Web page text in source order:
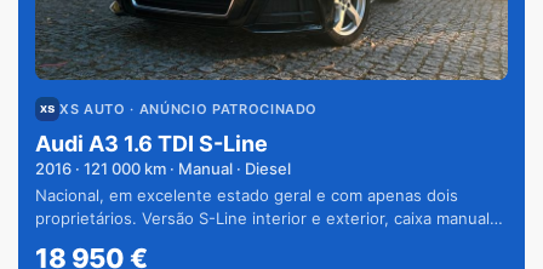
XS AUTO · ANÚNCIO PATROCINADO
Audi A3 1.6 TDI S-Line
2016 · 121 000 km · Manual · Diesel
Nacional, em excelente estado geral e com apenas dois
proprietários. Versão S-Line interior e exterior, caixa manual
18 950€